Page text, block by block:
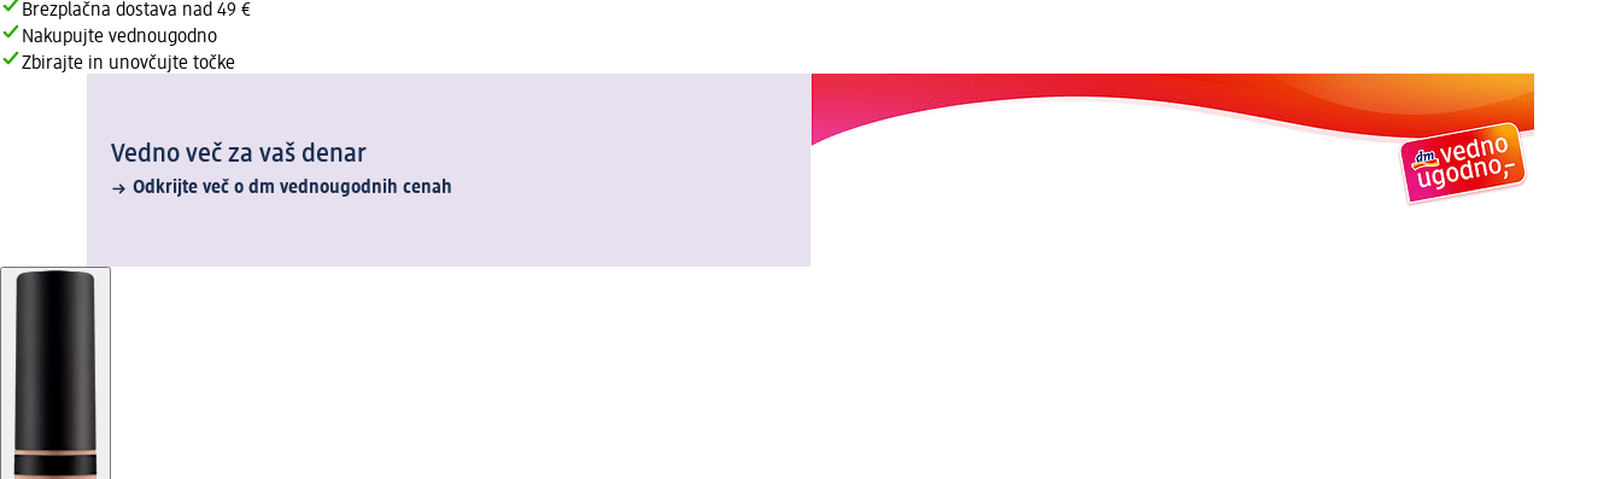
Brezplačna dostava nad 49 €
Nakupujte vednougodno
Zbirajte in unovčujte točke
Vedno več za vaš denar
Odkrijte več o dm vednougodnih cenah